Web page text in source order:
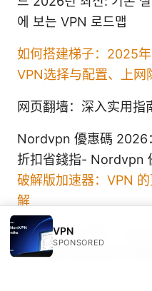
에 보는 VPN 로드맵
如何搭建梯子：2025
VPN选择与配置、上网
网页翻墙：深入实用指
Nordvpn 優惠碼 2026
折扣省錢指- Nordvpn
破解版加速器：VPN
解
Clash 购买订阅：
VPN 服务商选择的完整
VPN
SPONSORED